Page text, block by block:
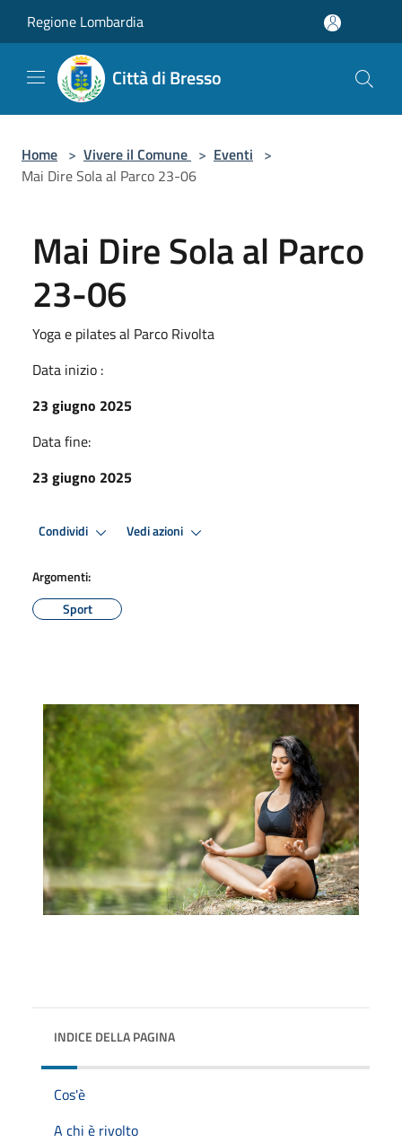
Regione Lombardia
Città di Bresso
Home > Vivere il Comune > Eventi >
Mai Dire Sola al Parco 23-06
Mai Dire Sola al Parco
23-06
Yoga e pilates al Parco Rivolta
Data inizio :
23 giugno 2025
Data fine:
23 giugno 2025
Condividi Vedi azioni
Argomenti:
Sport
INDICE DELLA PAGINA
Cos'è
A chi è rivolto